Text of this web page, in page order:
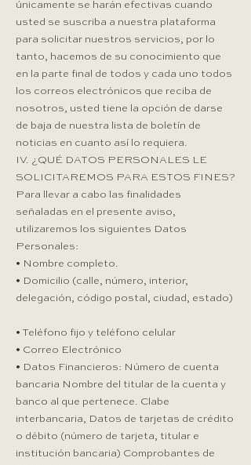
únicamente se harán efectivas cuando
usted se suscriba a nuestra plataforma
para solicitar nuestros servicios, por lo
tanto, hacemos de su conocimiento que
en la parte final de todos y cada uno todos
los correos electrónicos que reciba de
nosotros, usted tiene la opción de darse
de baja de nuestra lista de boletín de
noticias en cuanto así lo requiera.
IV. ¿QUÉ DATOS PERSONALES LE
SOLICITAREMOS PARA ESTOS FINES?​
Para llevar a cabo las finalidades
señaladas en el presente aviso,
utilizaremos los siguientes Datos
Personales:
• Nombre completo.
• Domicilio (calle, número, interior,
delegación, código postal, ciudad, estado)
• Teléfono fijo y teléfono celular
• Correo Electrónico
• Datos Financieros: Número de cuenta
bancaria Nombre del titular de la cuenta y
banco al que pertenece. Clabe
interbancaria, Datos de tarjetas de crédito
o débito (número de tarjeta, titular e
institución bancaria) Comprobantes de